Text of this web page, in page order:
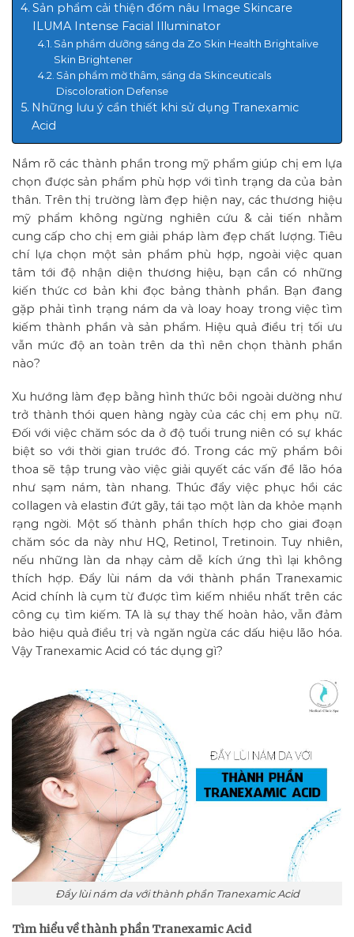
Sản phẩm cải thiện đốm nâu Image Skincare
ILUMA Intense Facial Illuminator
Sản phẩm dưỡng sáng da Zo Skin Health Brightalive
Skin Brightener
Sản phẩm mờ thâm, sáng da Skinceuticals
Discoloration Defense
Những lưu ý cần thiết khi sử dụng Tranexamic
Acid
Nắm rõ các thành phần trong mỹ phẩm giúp chị em lựa
chọn được sản phẩm phù hợp với tình trạng da của bản
thân. Trên thị trường làm đẹp hiện nay, các thương hiệu
mỹ phẩm không ngừng nghiên cứu & cải tiến nhằm
cung cấp cho chị em giải pháp làm đẹp chất lượng. Tiêu
chí lựa chọn một sản phẩm phù hợp, ngoài việc quan
tâm tới độ nhận diện thương hiệu, bạn cần có những
kiến thức cơ bản khi đọc bảng thành phần. Bạn đang
gặp phải tình trạng nám da và loay hoay trong việc tìm
kiếm thành phần và sản phẩm. Hiệu quả điều trị tối ưu
vẫn mức độ an toàn trên da thì nên chọn thành phần
nào?
Xu hướng làm đẹp bằng hình thức bôi ngoài dường như
trở thành thói quen hàng ngày của các chị em phụ nữ.
Đối với việc chăm sóc da ở độ tuổi trung niên có sự khác
biệt so với thời gian trước đó. Trong các mỹ phẩm bôi
thoa sẽ tập trung vào việc giải quyết các vấn đề lão hóa
như sạm nám, tàn nhang. Thúc đẩy việc phục hồi các
collagen và elastin đứt gãy, tái tạo một làn da khỏe mạnh
rạng ngời. Một số thành phần thích hợp cho giai đoạn
chăm sóc da này như HQ, Retinol, Tretinoin. Tuy nhiên,
nếu những làn da nhạy cảm dễ kích ứng thì lại không
thích hợp. Đẩy lùi nám da với thành phần Tranexamic
Acid chính là cụm từ được tìm kiếm nhiều nhất trên các
công cụ tìm kiếm. TA là sự thay thế hoàn hảo, vẫn đảm
bảo hiệu quả điều trị và ngăn ngừa các dấu hiệu lão hóa.
Vậy Tranexamic Acid có tác dụng gì?
Đẩy lùi nám da với thành phần Tranexamic Acid
Tìm hiểu về thành phần Tranexamic Acid